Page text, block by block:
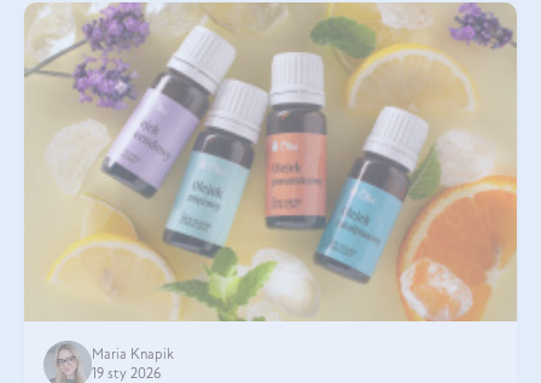
Maria Knapik
19 sty 2026